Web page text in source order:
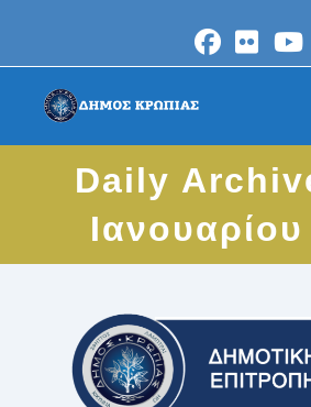
content
Daily